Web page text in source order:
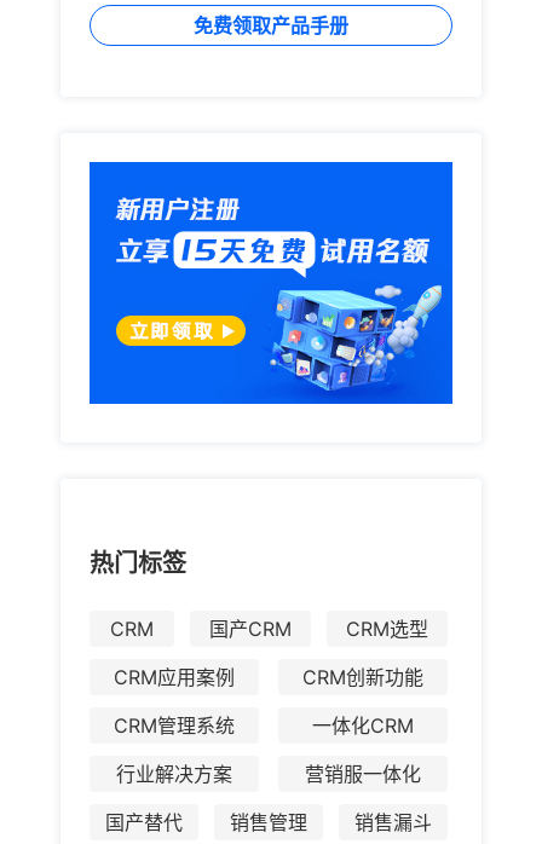
免费领取产品手册
热门标签
CRM 国产CRM
CRM选型
CRM应用案例
CRM创新功能
CRM管理系统
一体化CRM
行业解决方案
营销服一体化
国产替代
销售管理 销售漏斗